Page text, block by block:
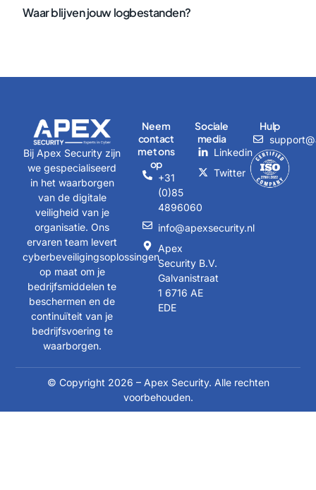
Waar blijven jouw logbestanden?
Bij Apex Security zijn
we gespecialiseerd
in het waarborgen
van de digitale
veiligheid van je
organisatie. Ons
ervaren team levert
cyberbeveiligingsoplossingen
op maat om je
bedrijfsmiddelen te
beschermen en de
continuïteit van je
bedrijfsvoering te
waarborgen.
Neem
contact
met ons
op
+31
(0)85
4896060
info@apexsecurity.nl
Apex
Security B.V.
Galvanistraat
1 6716 AE
EDE
Sociale
media
Linkedin
Twitter
Hulp
© Copyright 2026 – Apex Security. Alle rechten
voorbehouden.